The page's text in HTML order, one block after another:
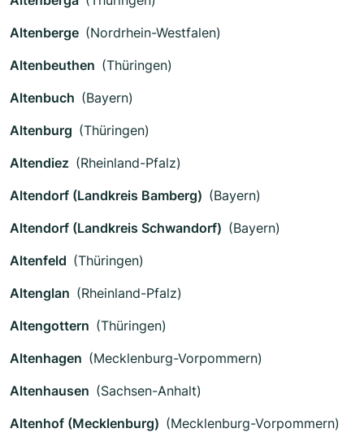
Altenberge (Nordrhein-Westfalen)
Altenbeuthen (Thüringen)
Altenbuch (Bayern)
Altenburg (Thüringen)
Altendiez (Rheinland-Pfalz)
Altendorf (Landkreis Bamberg) (Bayern)
Altendorf (Landkreis Schwandorf) (Bayern)
Altenfeld (Thüringen)
Altenglan (Rheinland-Pfalz)
Altengottern (Thüringen)
Altenhagen (Mecklenburg-Vorpommern)
Altenhausen (Sachsen-Anhalt)
Altenhof (Mecklenburg) (Mecklenburg-Vorpommern)